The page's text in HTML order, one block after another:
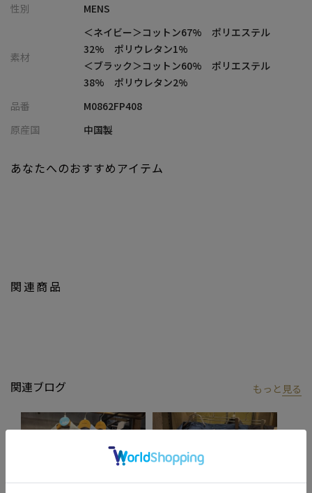
スシルエット
・軽量かつハンドウォッシャブルで、デイリーに扱いやすいイー
・同素材でジャケット・パンツ・シャツを展開し、統一感あるセ
ットアップスタイルにも対応
■コーディネート提案
・同素材ジャケットと合わせた、軽快なデニムセットアップスタ
ジュアル
メッシュデニムトラッカージャケット
ワーク、アウトドアといった多様なスタイル・文化を柔軟に取り
入れながら、現代の大人にふさわしいファッションを追求するブ
ランドです。
▼Instagram：@unionstation_official
性別
MENS
素材
＜ネイビー＞コットン67% ポリエステル
32% ポリウレタン1%
＜ブラック＞コットン60% ポリエステル
38% ポリウレタン2%
品番
M0862FP408
原産国
中国製
関連商品
あなたへのおすすめアイテム
関連ブログ もっと 見る